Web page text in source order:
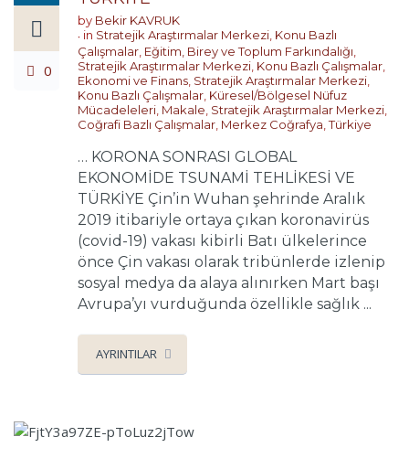
0
by Bekir KAVRUK
in Stratejik Araştırmalar Merkezi Konu Bazlı
Çalışmalar Eğitim, Birey ve Toplum Farkındalığı
Stratejik Araştırmalar Merkezi Konu Bazlı Çalışmalar
Ekonomi ve Finans Stratejik Araştırmalar Merkezi
Konu Bazlı Çalışmalar Küresel/Bölgesel Nüfuz
Mücadeleleri Makale Stratejik Araştırmalar Merkezi
Coğrafi Bazlı Çalışmalar Merkez Coğrafya ,Türkiye
… KORONA SONRASI GLOBAL
EKONOMİDE TSUNAMİ TEHLİKESİ VE
TÜRKİYE Çin’in Wuhan şehrinde Aralık
2019 itibariyle ortaya çıkan koronavirüs
(covid-19) vakası kibirli Batı ülkelerince
önce Çin vakası olarak tribünlerde izlenip
sosyal medya da alaya alınırken Mart başı
Avrupa’yı vurduğunda özellikle sağlık ...
AYRINTILAR